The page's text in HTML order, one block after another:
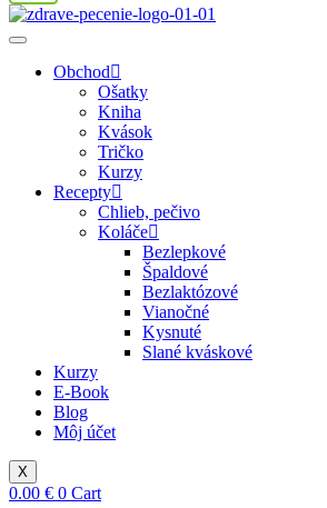
Obchod
Ošatky
Kniha
Kvások
Tričko
Kurzy
Recepty
Chlieb, pečivo
Koláče
Bezlepkové
Špaldové
Bezlaktózové
Vianočné
Kysnuté
Slané kváskové
Kurzy
E-Book
Blog
Môj účet
X
0.00 € 0 Cart